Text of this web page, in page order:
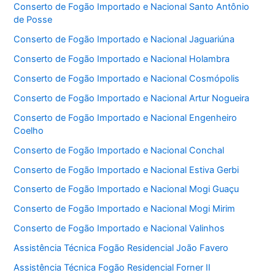
Conserto de Fogão Importado e Nacional Santo Antônio
de Posse
Conserto de Fogão Importado e Nacional Jaguariúna
Conserto de Fogão Importado e Nacional Holambra
Conserto de Fogão Importado e Nacional Cosmópolis
Conserto de Fogão Importado e Nacional Artur Nogueira
Conserto de Fogão Importado e Nacional Engenheiro
Coelho
Conserto de Fogão Importado e Nacional Conchal
Conserto de Fogão Importado e Nacional Estiva Gerbi
Conserto de Fogão Importado e Nacional Mogi Guaçu
Conserto de Fogão Importado e Nacional Mogi Mirim
Conserto de Fogão Importado e Nacional Valinhos
Assistência Técnica Fogão Residencial João Favero
Assistência Técnica Fogão Residencial Forner II